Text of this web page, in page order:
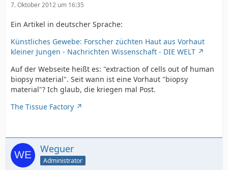
7. Oktober 2012 um 16:35
Ein Artikel in deutscher Sprache:
Künstliches Gewebe: Forscher züchten Haut aus Vorhaut
kleiner Jungen - Nachrichten Wissenschaft - DIE WELT
Auf der Webseite heißt es: "extraction of cells out of human
biopsy material". Seit wann ist eine Vorhaut "biopsy
material"? Ich glaub, die kriegen mal Post.
The Tissue Factory
Weguer
Administrator